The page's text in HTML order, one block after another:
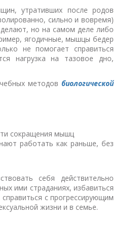
утративших после родов
сильно и вовремя)
но на самом деле либо
ягодичные, мышцы бедер
не помогает справиться
нагрузка на тазовое дно,
методов биологической
сокращения мышц
работать как раньше, без
себя действительно
ими страданиях, избавиться
с прогрессирующим
жизни и в семье.